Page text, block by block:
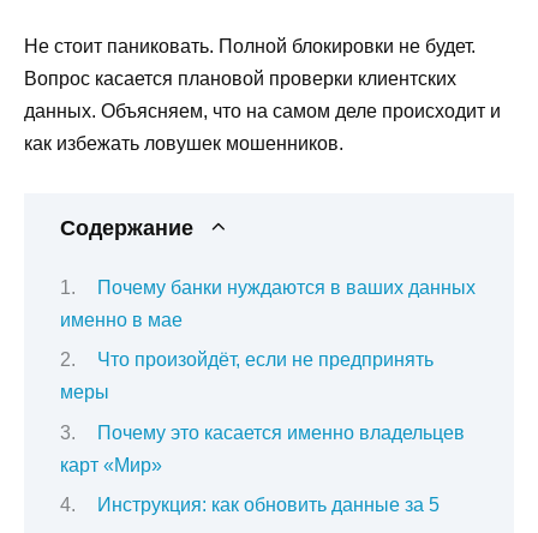
Не стоит паниковать. Полной блокировки не будет.
Вопрос касается плановой проверки клиентских
данных. Объясняем, что на самом деле происходит и
как избежать ловушек мошенников.
Содержание
Почему банки нуждаются в ваших данных
именно в мае
Что произойдёт, если не предпринять
меры
Почему это касается именно владельцев
карт «Мир»
Инструкция: как обновить данные за 5